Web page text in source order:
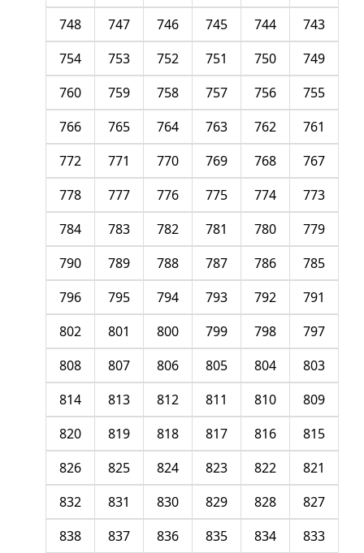
743
744
745
746
747
748
749
750
751
752
753
754
755
756
757
758
759
760
761
762
763
764
765
766
767
768
769
770
771
772
773
774
775
776
777
778
779
780
781
782
783
784
785
786
787
788
789
790
791
792
793
794
795
796
797
798
799
800
801
802
803
804
805
806
807
808
809
810
811
812
813
814
815
816
817
818
819
820
821
822
823
824
825
826
827
828
829
830
831
832
833
834
835
836
837
838